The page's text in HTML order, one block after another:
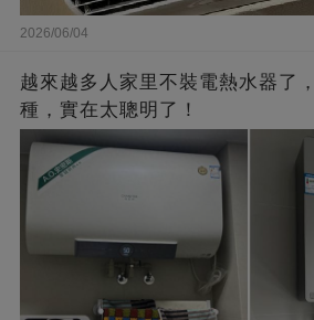
2026/06/04
越來越多人家里不裝電熱水器了
種，實在太聰明了！